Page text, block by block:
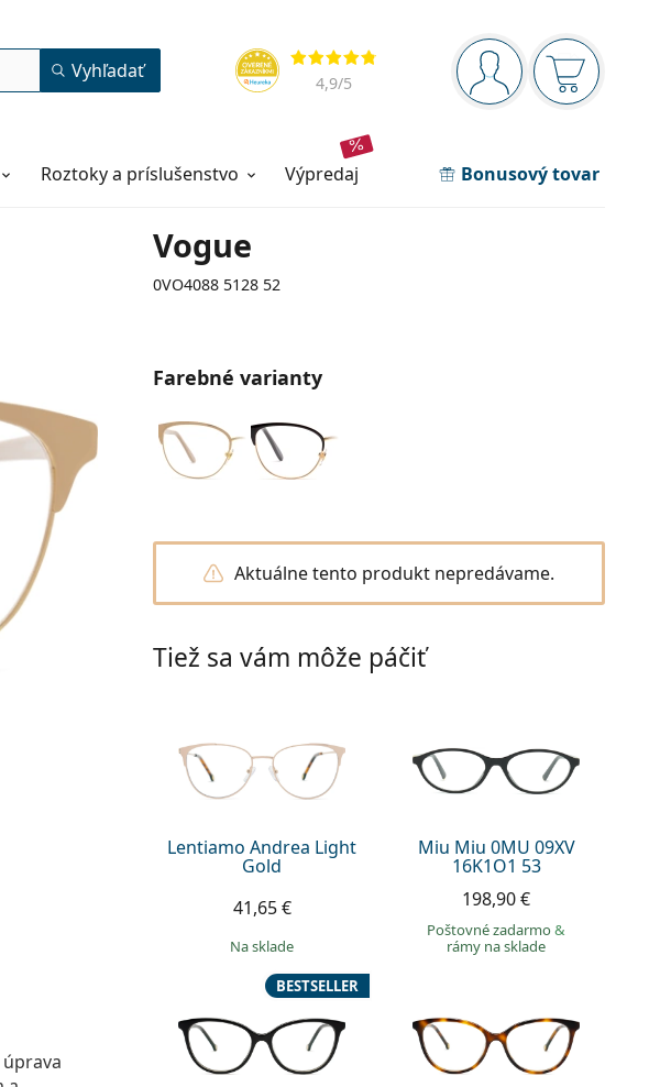
Navigačný panel
ste prihláseníNákupný
Hodnotenia
4,9/5
Vyhľadať
Roztoky a príslušenstvo výpredaj Bonusový tovar
Vogue
0VO4088 5128 52
Farebné varianty
Aktuálne tento produkt nepredávame.
Tiež sa vám môže páčiť
Lentiamo Andrea Light
Gold
41,65 €
na sklade
Miu Miu 0MU 09XV
16K1O1 53
198,90 €
Poštovné zadarmo&
rámy na sklade
BESTSELLER